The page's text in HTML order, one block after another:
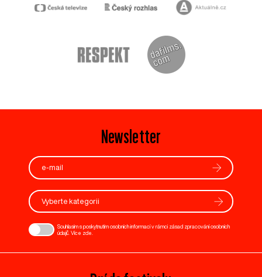
Newsletter
Vyberte kategorii
Souhlasím s poskytnutím osobních informací v rámci zásad zpracování osobních
údajů. Více zde